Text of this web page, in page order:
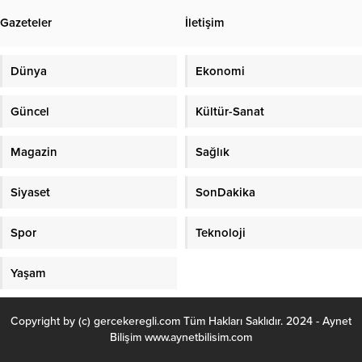
Başkanı Halil Posbıyık arasında...
Amatör Lig gibi şehrin vitrini olması
camialar kapısına kilit vuruyor.
Gazeteler İletişim
Dünya Ekonomi
Güncel Kültür-Sanat
Magazin Sağlık
Siyaset SonDakika
Spor Teknoloji
Yaşam
Copyright by (c) gercekeregli.com Tüm Hakları Saklıdır. 2024 - Aynet
Bilişim www.aynetbilisim.com